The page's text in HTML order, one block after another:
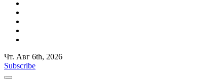
Чт. Авг 6th, 2026
Subscribe